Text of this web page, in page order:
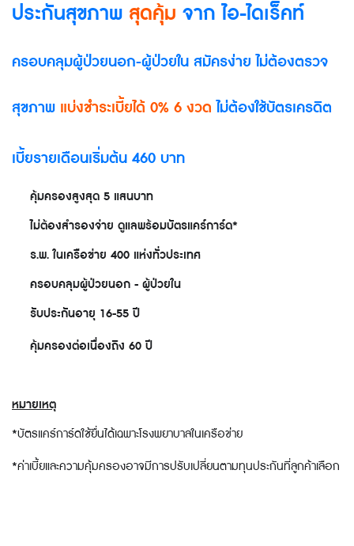
ประกันสุขภาพ สุดคุ้ม จาก ไอ-ไดเร็คท์
ครอบคลุมผู้ป่วยนอก-ผู้ป่วยใน สมัครง่าย ไม่ต้องตรวจ
สุขภาพ แบ่งชำระเบี้ยได้ 0% 6 งวดไม่ต้องใช้บัตรเครดิต
เบี้ยรายเดือนเริ่มต้น 460 บาท
คุ้มครองสูงสุด 5 แสนบาท
ไม่ต้องสำรองจ่าย ดูแลพร้อมบัตรแคร์การ์ด*
ร.พ. ในเครือข่าย 400 แห่งทั่วประเทศ
ครอบคลุมผู้ป่วยนอก - ผู้ป่วยใน
รับประกันอายุ 16-55 ปี
คุ้มครองต่อเนื่องถึง 60 ปี
หมายเหตุ
*บัตรแคร์การ์ดใช้ยื่นได้เฉพาะโรงพยาบาลในเครือข่าย
*ค่าเบี้ยและความคุ้มครองอาจมีการปรับเปลี่ยนตามทุนประกันที่ลูกค้าเลือก